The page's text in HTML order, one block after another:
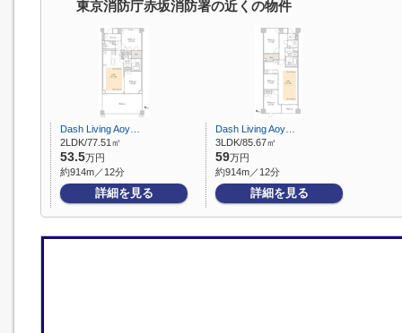
東京消防庁赤坂消防署の近くの物件
Dash Living Aoy…
2LDK/77.51㎡
53.5万円
約914m／12分
詳細を見る
Dash Living Aoy…
3LDK/85.67㎡
59万円
約914m／12分
詳細を見る